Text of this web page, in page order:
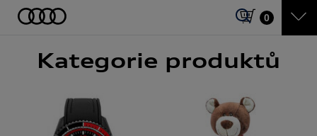
0
Kategorie produktů